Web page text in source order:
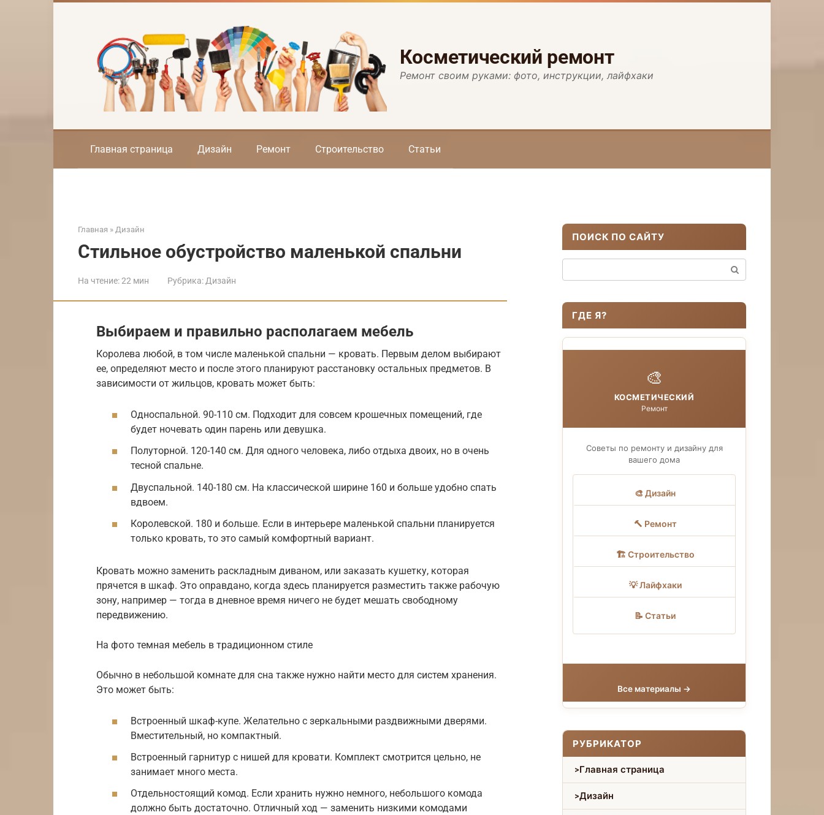
Косметический ремонт
Ремонт своим руками: фото, инструкции, лайфхаки
Главная страница Дизайн Ремонт Строительство Статьи
Главная » Дизайн
Стильное обустройство маленькой спальни
На чтение:22 мин Рубрика: Дизайн
Выбираем и правильно располагаем мебель
Королева любой, в том числе маленькой спальни — кровать. Первым делом выбирают
ее, определяют место и после этого планируют расстановку остальных предметов. В
зависимости от жильцов, кровать может быть:
Односпальной. 90-110 см. Подходит для совсем крошечных помещений, где
будет ночевать один парень или девушка.
Полуторной. 120-140 см. Для одного человека, либо отдыха двоих, но в очень
тесной спальне.
Двуспальной. 140-180 см. На классической ширине 160 и больше удобно спать
вдвоем.
Королевской. 180 и больше. Если в интерьере маленькой спальни планируется
только кровать, то это самый комфортный вариант.
Кровать можно заменить раскладным диваном, или заказать кушетку, которая
прячется в шкаф. Это оправдано, когда здесь планируется разместить также рабочую
зону, например — тогда в дневное время ничего не будет мешать свободному
передвижению.
На фото темная мебель в традиционном стиле
Обычно в небольшой комнате для сна также нужно найти место для систем хранения.
Это может быть:
Встроенный шкаф-купе. Желательно с зеркальными раздвижными дверями.
Вместительный, но компактный.
Встроенный гарнитур с нишей для кровати. Комплект смотрится цельно, не
занимает много места.
Отдельностоящий комод. Если хранить нужно немного, небольшого комода
должно быть достаточно. Отличный ход — заменить низкими комодами
ПОИСК ПО САЙТУ
ГДЕ Я?
🎨
КОСМЕТИЧЕСКИЙ
Ремонт
Советы по ремонту и дизайну для
вашего дома
🎨 Дизайн
🔨 Ремонт
🏗 Строительство
💡 Лайфхаки
📝 Статьи
Все материалы →
РУБРИКАТОР
Главная страница
Дизайн